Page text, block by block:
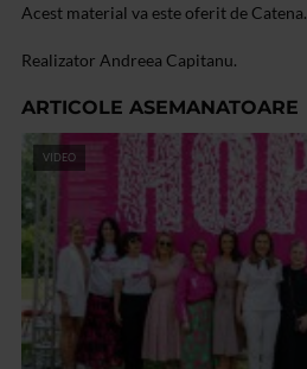
Acest material va este oferit de Catena.
Realizator Andreea Capitanu.
ARTICOLE ASEMANATOARE
VIDEO